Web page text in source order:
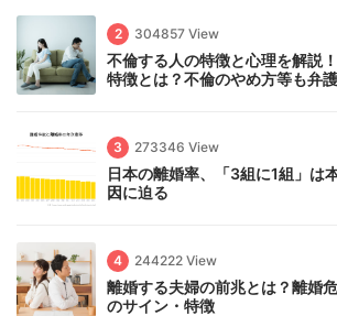
2 304857 View
不倫する人の特徴と心理を解説
特徴とは？不倫のやめ方等も弁
3 273346 View
日本の離婚率、「3組に1組」は
因に迫る
4 244222 View
離婚する夫婦の前兆とは？離婚
のサイン・特徴